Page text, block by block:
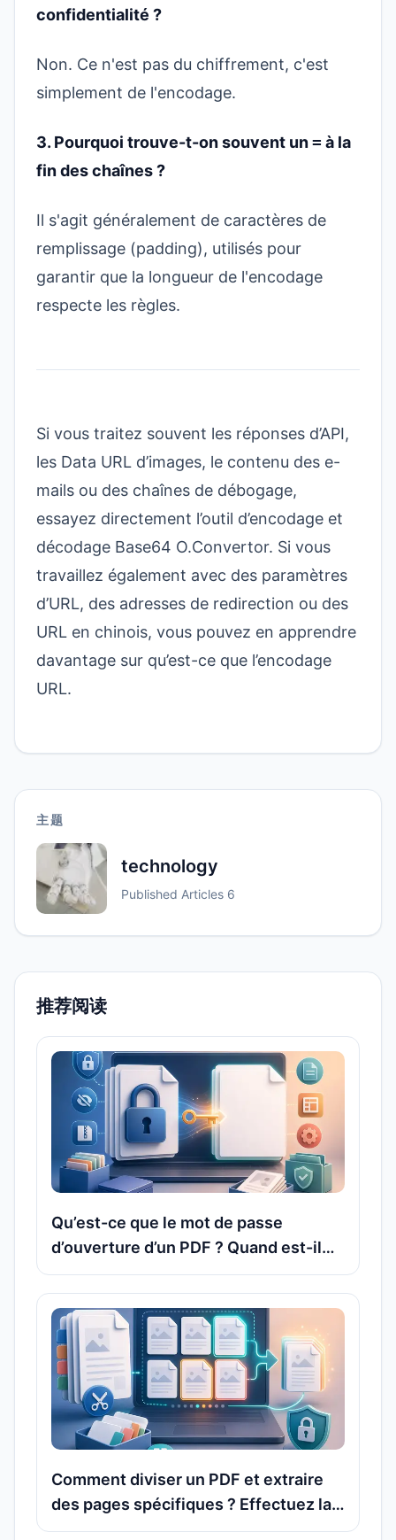
confidentialité ?
Non. Ce n'est pas du chiffrement, c'est
simplement de l'encodage.
3. Pourquoi trouve-t-on souvent un= à la
fin des chaînes ?
Il s'agit généralement de caractères de
remplissage (padding), utilisés pour
garantir que la longueur de l'encodage
respecte les règles.
Si vous traitez souvent les réponses d’API,
les Data URL d’images, le contenu des e-
mails ou des chaînes de débogage,
essayez directement l’outil d’encodage et
décodage Base64 O.Convertor. Si vous
travaillez également avec des paramètres
d’URL, des adresses de redirection ou des
URL en chinois, vous pouvez en apprendre
davantage sur qu’est-ce que l’encodage
URL.
主题
technology
Published Articles 6
推荐阅读
Qu’est-ce que le mot de passe
d’ouverture d’un PDF ? Quand est-il
judicieux de supprimer ce mot de
passe avant de poursuivre le
traitement du document
Comment diviser un PDF et extraire
des pages spécifiques ? Effectuez la
manipulation gratuitement en ligne,